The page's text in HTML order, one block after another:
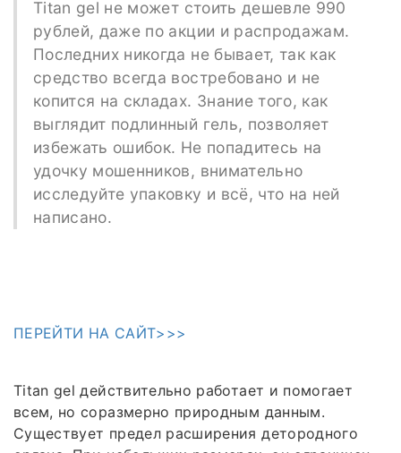
Titan gel не может стоить дешевле 990
рублей, даже по акции и распродажам.
Последних никогда не бывает, так как
средство всегда востребовано и не
копится на складах. Знание того, как
выглядит подлинный гель, позволяет
избежать ошибок. Не попадитесь на
удочку мошенников, внимательно
исследуйте упаковку и всё, что на ней
написано.
ПЕРЕЙТИ НА САЙТ>>>
Titan gel действительно работает и помогает
всем, но соразмерно природным данным.
Существует предел расширения детородного